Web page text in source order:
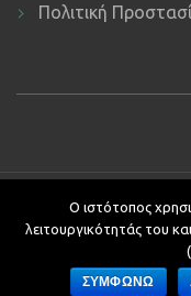
Πολιτική
Copyright ©
Κείμενα - Επιμέλεια:
Ο ιστότοπος
λειτουργικότητάς του
ΣΥΜΦΩΝΩ